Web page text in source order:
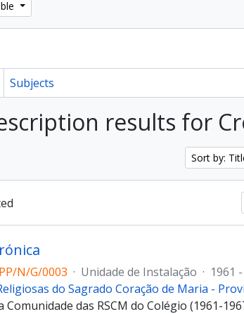
Subjects
results for
Sort by:
N/G/0003 · Unidade de Instalação · 1961
do Sagrado Coração de Maria -
Comunidade das RSCM do Colégio (1961-